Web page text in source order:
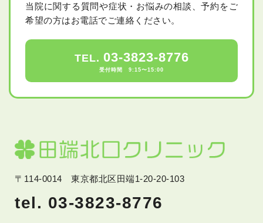
当院に関する質問や症状・お悩みの相談、予約をご
希望の方はお電話でご連絡ください。
TEL. 03-3823-8776
受付時間 9:15〜15:00
〒114-0014 東京都北区田端1-20-20-103
tel. 03-3823-8776